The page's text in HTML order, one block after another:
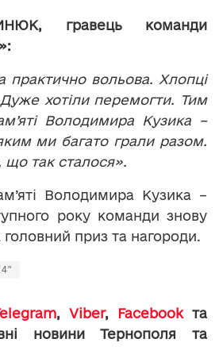
гравець команди
практично вольова. Хлопці
хотіли перемогти. Тим
’яті Володимира Кузика –
ми багато грали разом.
що так сталося».
Володимира Кузика –
року команди знову
приз та нагороди.
, Viber, Facebookта
новини Тернополя та